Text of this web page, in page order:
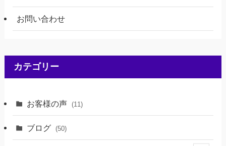
お問い合わせ
カテゴリー
お客様の声 (11)
ブログ (50)